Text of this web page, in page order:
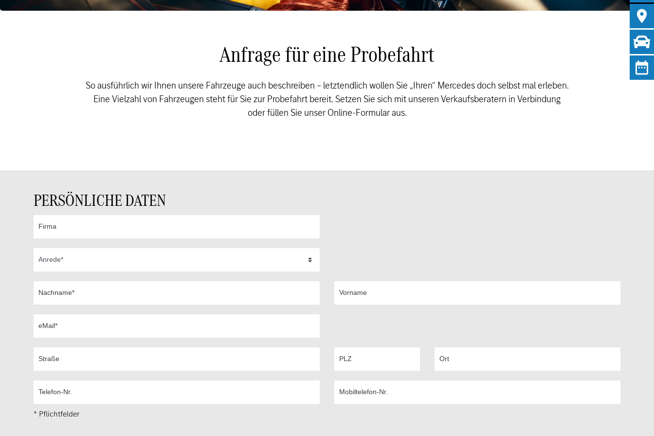
Anfrage für eine Probefahrt
So ausführlich wir Ihnen unsere Fahrzeuge auch beschreiben – letztendlich wollen Sie „Ihren“ Mercedes doch selbst mal erleben.
Eine Vielzahl von Fahrzeugen steht für Sie zur Probefahrt bereit. Setzen Sie sich mit unseren Verkaufsberatern in Verbindung
oder füllen Sie unser Online-Formular aus.
PERSÖNLICHE DATEN
* Pflichtfelder